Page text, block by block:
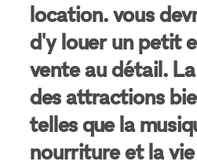
location. vous
d'y louer un petit
vente au détail.
des attractions
telles que la
nourriture et la